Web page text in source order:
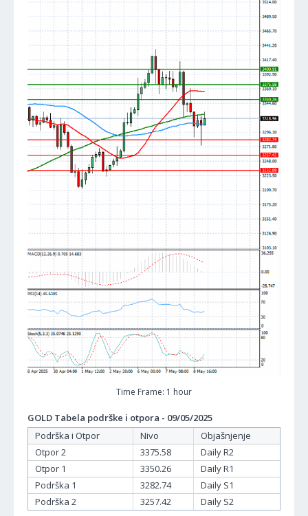
Time Frame: 1 hour
GOLD Tabela podrške i otpora - 09/05/2025
Podrška i Otpor
Nivo
Objašnjenje
Otpor 2
3375.58
Daily R2
Otpor 1
3350.26
Daily R1
Podrška 1
3282.74
Daily S1
Podrška 2
3257.42 Daily S2